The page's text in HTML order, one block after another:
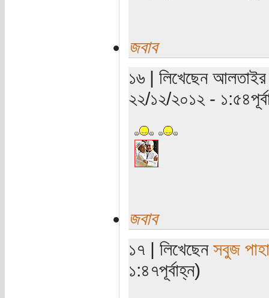
জবাব
১৬ | লিখেছেন আলতাইর
২২/১২/২০১২ -
জবাব
১৭ | লিখেছেন সবুজ
১:৪৭পূর্বাহ্ন)